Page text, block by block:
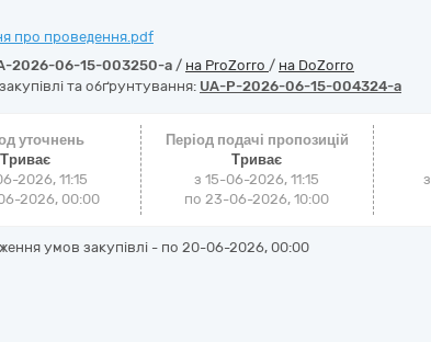
про проведення.pdf
2026-06-15-003250-a / на ProZorro / на DoZorro
та обґрунтування: UA-P-2026-06-15-004324-a
уточнень
Триває
2026, 11:15
2026, 00:00
Період подачі пропозицій
Триває
з 15-06-2026, 11:15
по 23-06-2026, 10:00
з
умов закупівлі - по 20-06-2026, 00:00